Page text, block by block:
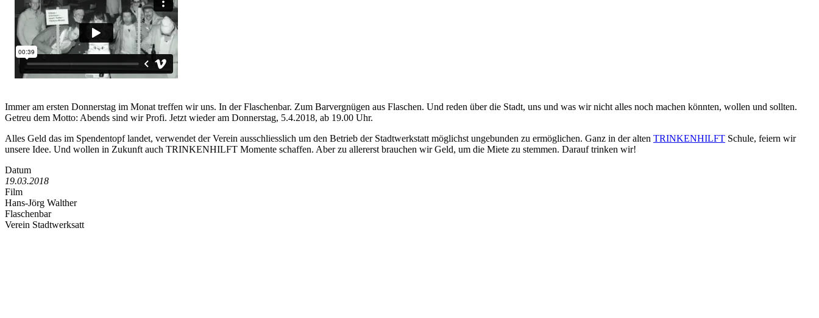
Immer am ersten Donnerstag im Monat treffen wir uns. In der Flaschenbar. Zum Barvergnügen aus Flaschen. Und reden über die Stadt, uns und was wir nicht alles noch machen könnten, wollen und sollten.
Getreu dem Motto: Abends sind wir Profi. Jetzt wieder am Donnerstag, 5.4.2018, ab 19.00 Uhr.
Alles Geld das im Spendentopf landet, verwendet der Verein ausschliesslich um den Betrieb der Stadtwerkstatt möglichst ungebunden zu ermöglichen. Ganz in der alten TRINKENHILFT Schule, feiern wir
unsere Idee. Und wollen in Zukunft auch TRINKENHILFT Momente schaffen. Aber zu allererst brauchen wir Geld, um die Miete zu stemmen. Darauf trinken wir!
Datum
19.03.2018
Film
Hans-Jörg Walther
Flaschenbar
Verein Stadtwerksatt